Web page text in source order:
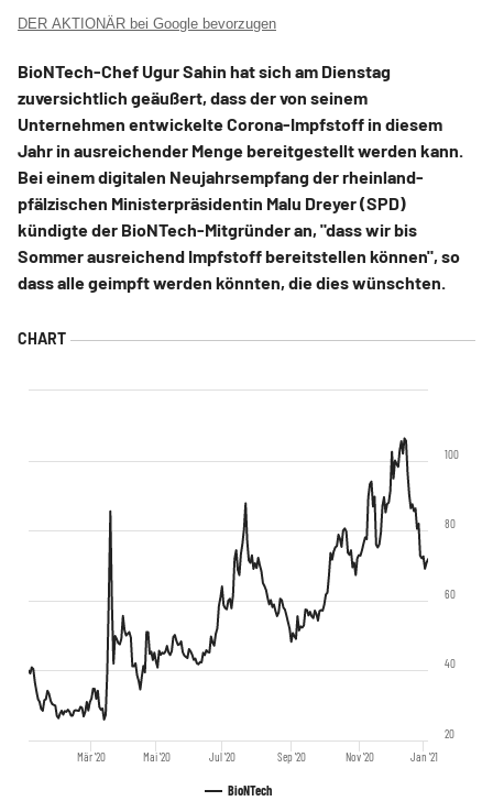
DER AKTIONÄR bei Google bevorzugen
BioNTech-Chef Ugur Sahin hat sich am Dienstag
zuversichtlich geäußert, dass der von seinem
Unternehmen entwickelte Corona-Impfstoff in diesem
Jahr in ausreichender Menge bereitgestellt werden kann.
Bei einem digitalen Neujahrsempfang der rheinland-
pfälzischen Ministerpräsidentin Malu Dreyer (SPD)
kündigte der BioNTech-Mitgründer an, "dass wir bis
Sommer ausreichend Impfstoff bereitstellen können", so
dass alle geimpft werden könnten, die dies wünschten.
BioNTech
Mär '20 Mai '20 Jul '20 Sep '20 Nov '20 Jan '21
20
40
60
80
100